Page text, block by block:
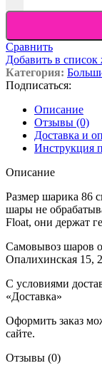
Сравнить
Добавить в список
Категория:
Подписаться:
Описание
Отзывы (0)
Доставка и
Инструкция
Описание
Размер шарика 86
шары не
Float, они держат
Самовывоз шаров
Опалихинская 15,
С условиями
«Доставка»
Оформить заказ
сайте.
Отзывы (0)